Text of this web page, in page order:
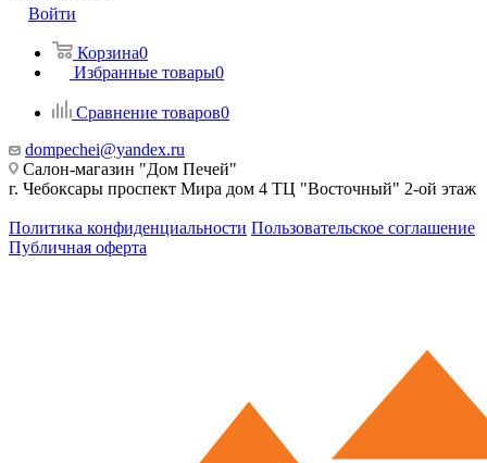
Войти
Корзина0
Избранные товары0
Сравнение товаров0
dompechei@yandex.ru
Салон-магазин "Дом Печей"
г. Чебоксары проспект Мира дом 4 ТЦ "Восточный" 2-ой этаж
Политика конфиденциальности Пользовательское соглашение
Публичная оферта